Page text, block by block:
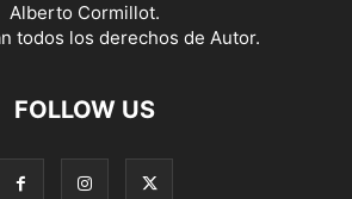
Alberto Cormillot.
todos los derechos de Autor.
FOLLOW US